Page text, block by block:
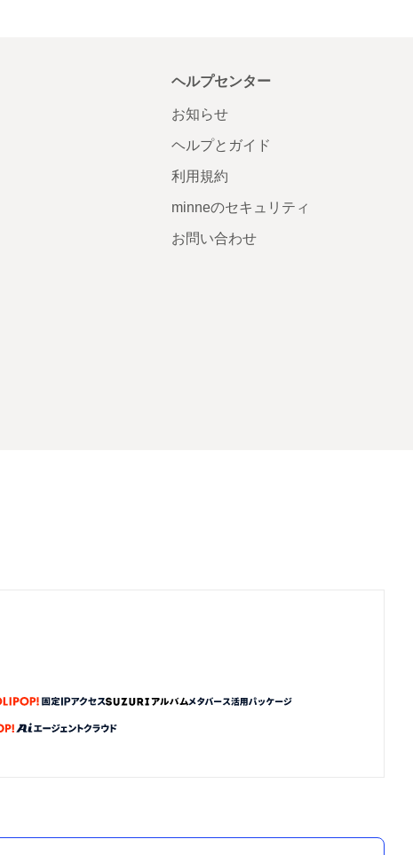
ヘルプセンター
お知らせ
ヘルプとガイド
利用規約
minneのセキュリティ
お問い合わせ